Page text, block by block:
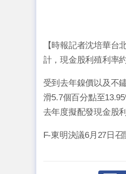
【時報記者沈培華台
計，現金股利殖利率
受到去年鎳價以及不
滑5.7個百分點至
去年度擬配發現金股
F-東明決議6月27日召